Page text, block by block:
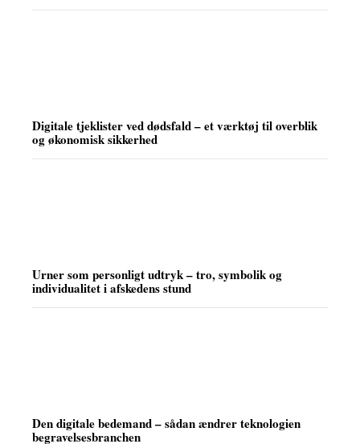
Digitale tjeklister ved dødsfald – et værktøj til overblik
og økonomisk sikkerhed
Urner som personligt udtryk – tro, symbolik og
individualitet i afskedens stund
Den digitale bedemand – sådan ændrer teknologien
begravelsesbranchen